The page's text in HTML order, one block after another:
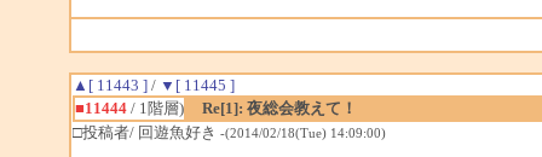
▲[ 11443 ]/ ▼[ 11445 ]
■11444/ 1階層)
Re[1]: 夜総会教えて！
□投稿者/ 回遊魚好き -(2014/02/18(Tue) 14:09:00)